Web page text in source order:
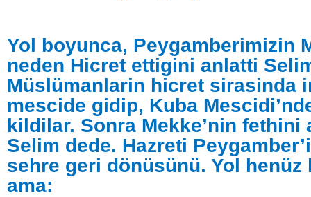
Yol boyunca, Peygamberimizin
neden Hicret ettigini anlatti
Müslümanlarin hicret sirasinda
mescide gidip, Kuba
kildilar. Sonra Mekke’nin fethini
Selim dede. Hazreti
sehre geri dönüsünü. Yol
ama: